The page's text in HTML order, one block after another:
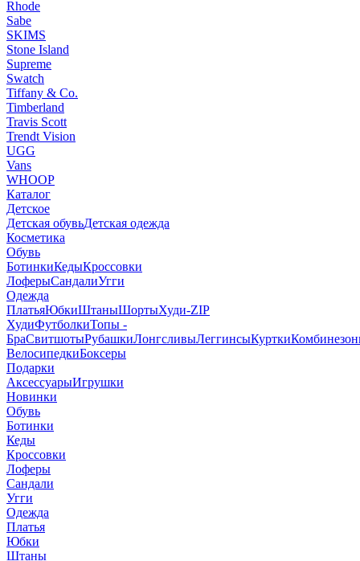
Rhode
Sabe
SKIMS
Stone Island
Supreme
Swatch
Tiffany & Co.
Timberland
Travis Scott
Trendt Vision
UGG
Vans
WHOOP
Каталог
Детское
Детская обувьДетская одежда
Косметика
Обувь
БотинкиКедыКроссовки
ЛоферыСандалиУгги
Одежда
ПлатьяЮбкиШтаныШортыХуди-ZIP
ХудиФутболкиТопы -
БраСвитшотыРубашкиЛонгсливыЛеггинсыКуртки
ВелосипедкиБоксеры
Подарки
АксессуарыИгрушки
Новинки
Обувь
Ботинки
Кеды
Кроссовки
Лоферы
Сандали
Угги
Одежда
Платья
Юбки
Штаны